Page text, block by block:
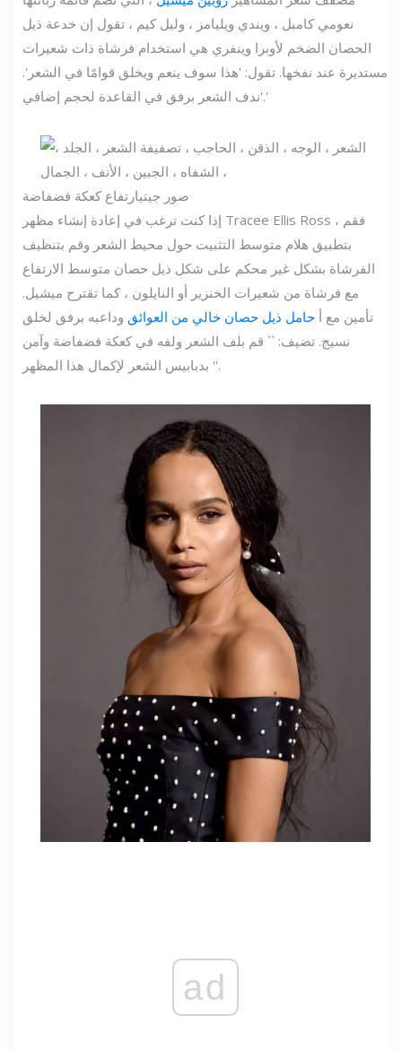
نعومي كامبل ، ويندي ويليامز ، وليل كيم ، تقول إن خدعة ذيل
الحصان الضخم لأوبرا وينفري هي استخدام فرشاة ذات شعيرات
مستديرة عند نفخها. تقول: 'هذا سوف ينعم ويخلق قوامًا في الشعر'.
'ندف الشعر برفق في القاعدة لحجم إضافي.'
صور جيتيارتفاع كعكة فضفاضة
إذا كنت ترغب في إعادة إنشاء مظهر Tracee Ellis Ross ، فقم
بتطبيق هلام متوسط ​​التثبيت حول محيط الشعر وقم بتنظيف
الفرشاة بشكل غير محكم على شكل ذيل حصان متوسط ​​الارتفاع
مع فرشاة من شعيرات الخنزير أو النايلون ، كما تقترح ميشيل.
تأمين مع أ حامل ذيل حصان خالي من العوائق وداعبه برفق لخلق
نسيج. تضيف: `` قم بلف الشعر ولفه في كعكة فضفاضة وآمن
بدبابيس الشعر لإكمال هذا المظهر ''.
ad